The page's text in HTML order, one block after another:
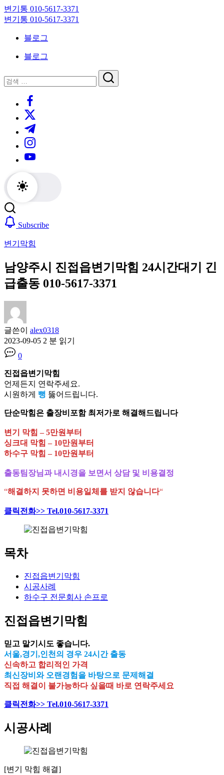
Skip
to
content
변기통 010-5617-3371
변
대
기
변기통 010-5617-3371
크
대
기
블로그
블로그
닫
기
검
검
https://www.facebook.com/
https://twitter.com/
https://t.me/
https://www.instagram.com/
https://youtube.com/
Subscribe
변기막힘
남양주시 진접읍변기막힘 24시간대기 긴
급출동 010-5617-3371
글쓴이 alex0318
2023-09-05 2 분 읽기
0
진접읍변기막힘
언제든지 연락주세요.
시원하게 뻥 뚫어드립니다.
단순막힘은 출장비포함 최저가로 해결해드립니다
변기 막힘 – 5만원부터
싱크대 막힘 – 10만원부터
하수구 막힘 – 10만원부터
출동팀장님과 내시경을 보면서 상담 및 비용결정
“해결하지 못하면 비용일체를 받지 않습니다“
클릭전화>> Tel.010-5617-3371
목차
진접읍변기막힘
시공사례
하수구 전문회사 손프로
진접읍변기막힘
믿고 맡기시도 좋습니다.
서울,경기,인천의 경우 24시간 출동
신속하고 합리적인 가격
최신장비와 오랜경험을 바탕으로 문제해결
직접 해결이 불가능하다 싶을때 바로 연락주세요
클릭전화>> Tel.010-5617-3371
시공사례
[변기 막힘 해결]